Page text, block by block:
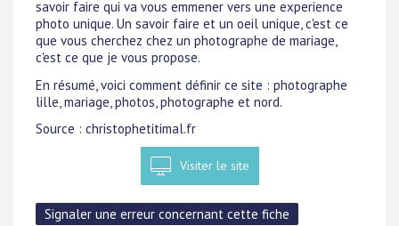
savoir faire qui va vous emmener vers une experience
photo unique. Un savoir faire et un oeil unique, c'est ce
que vous cherchez chez un photographe de mariage,
c'est ce que je vous propose.
En résumé, voici comment définir ce site : photographe
lille, mariage, photos, photographe et nord.
Source : christophetitimal.fr
Visiter le site